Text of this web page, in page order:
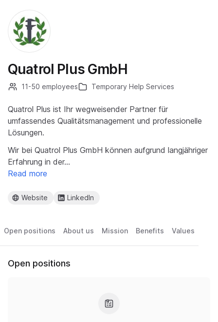
Quatrol Plus GmbH
11-50 employees Temporary Help Services
Quatrol Plus ist Ihr wegweisender Partner für
umfassendes Qualitätsmanagement und professionelle
Lösungen.
Wir bei Quatrol Plus GmbH können aufgrund langjähriger
Erfahrung in der…
Read more
Website LinkedIn
Open positions About us Mission Benefits Values
Open positions